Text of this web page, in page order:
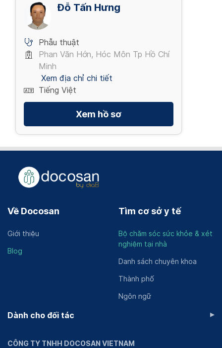
Đỗ Tấn Hưng
Phẫu thuật
Phan Văn Hớn, Hóc Môn Tp Hồ Chí
Minh
Xem địa chỉ chi tiết
Tiếng Việt
Xem hồ sơ
Về Docosan
Giới thiệu
Blog
Tìm cơ sở y tế
Bộ chăm sóc sức khỏe & xét
nghiệm tại nhà
Danh sách chuyên khoa
Thành phố
Ngôn ngữ
Dành cho đối tác ▸
CÔNG TY TNHH DOCOSAN VIETNAM